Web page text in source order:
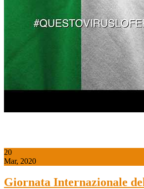
20
Mar, 2020
Giornata Internazionale